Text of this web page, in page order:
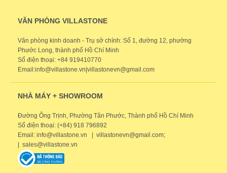
VĂN PHÒNG VILLASTONE
Văn phòng kinh doanh - Trụ sở chính: Số 1, đường 12, phường
Phước Long, thành phố Hồ Chí Minh
Số điện thoại: +84 919410770
Email:info@villastone.vn|villastonevn@gmail.com
NHÀ MÁY + SHOWROOM
Đường Ông Trịnh, Phường Tân Phước, Thành phố Hồ Chí Minh
Số điện thoại: (+84) 918 796892
Email: info@villastone.vn | villastonevn@gmail.com;
| sales@villastone.vn